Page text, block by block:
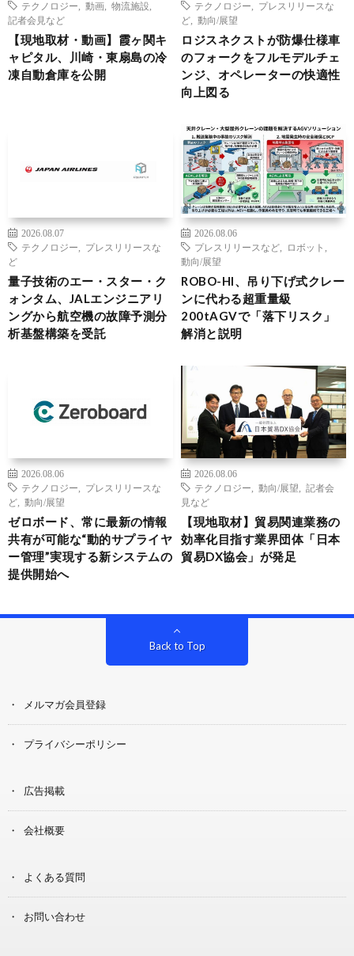
テクノロジー
動画 物流施設
記者会見など
【現地取材・動画】霞ヶ関キ
ャピタル、川崎・東扇島の冷
凍自動倉庫を公開
テクノロジー
プレスリリースな
ど
動向/展望
ロジスネクストが防爆仕様車
のフォークをフルモデルチェ
ンジ、オペレーターの快適性
向上図る
2026.08.07
テクノロジー
プレスリリースな
ど
量子技術のエー・スター・ク
ォンタム、JALエンジニアリ
ングから航空機の故障予測分
析基盤構築を受託
2026.08.06
プレスリリースなど
ロボット
動向/展望
ROBO-HI、吊り下げ式クレー
ンに代わる超重量級
200tAGVで「落下リスク」
解消と説明
2026.08.06
テクノロジー
プレスリリースな
ど
動向/展望
ゼロボード、常に最新の情報
共有が可能な“動的サプライヤ
ー管理”実現する新システムの
提供開始へ
2026.08.06
テクノロジー
動向/展望
記者会
見など
【現地取材】貿易関連業務の
効率化目指す業界団体「日本
貿易DX協会」が発足
Back to Top
メルマガ会員登録
プライバシーポリシー
広告掲載
会社概要
よくある質問
お問い合わせ